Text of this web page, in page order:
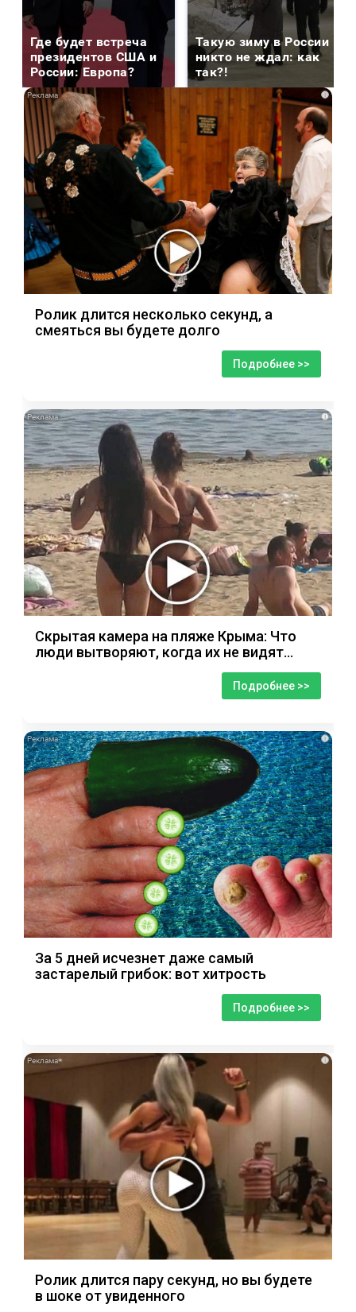
Где будет встреча
президентов США и
России: Европа?
Такую зиму в России
никто не ждал: как
так?!
i
Ролик длится несколько секунд, а
смеяться вы будете долго
Подробнее >>
i
Скрытая камера на пляже Крыма: Что
люди вытворяют, когда их не видят...
Подробнее >>
i
За 5 дней исчезнет даже самый
застарелый грибок: вот хитрость
Подробнее >>
i
Ролик длится пару секунд, но вы будете
в шоке от увиденного